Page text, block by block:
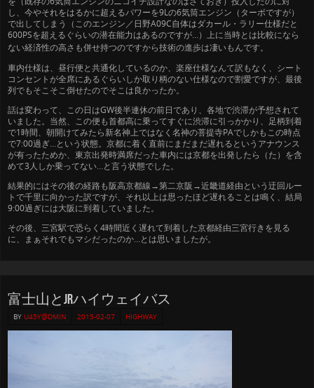
し、今やそれをはるかに超えるパワーを9Lの6気筒エンジン（ターボですが）
で出してしまう（このエンジン／日野A09C自体はダカール・ラリー仕様だと
600PSを超えるぐらいの潜在能力はあるのですが…）上に当時とは比較になら
ない経済性の高さも併せ持つのですから技術の進歩は凄いもんです。
車内仕様は、昼行便と共通化しているのか、楽座仕様なんて訳もなく、シート
コンセントが全席にあるぐらいしか取り柄のない仕様なので割愛ですが、最後
列でもそこそこ倒せたのでそこは良かったか。
話は変わって、この日はGW後半連休の前日であり、各地で渋滞が予想されて
いました。当然、この便も首都高に乗ってすぐに渋滞に引っかかり、足柄到着
で1時間、朝開けてみたら新名神上ではなく名神の菩提寺PAでしかもこの時点
で7:00過ぎ…という状態。京都に着く直前にまだまだ遅れるというアナウンス
が有ったためか、東京出発時満席だった車内には京都を出発したら（た）を含
めて3人しか乗ってない…と言う状態でした。
結果的にはその後の経路も阪高京都線→第二京阪→近畿道経由という迂回ルー
トで千里に向かった訳ですが、それ以上は思ったほど遅れることは鳴く、結局
9:00過ぎには大阪に到着していました。
その後、三宮駅で恐らく4時間近く遅れて到着した京都経由三宮行きを見る
に、まぁそれでもマシだったのか…とは思いましたが。
富士山とJRハイウェイバス
BY U45Y@DMIN 2015-02-07 HIGHWAY